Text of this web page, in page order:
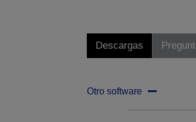
Descargas
Otro software